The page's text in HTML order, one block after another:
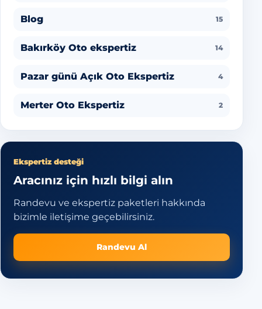
Blog 15
Bakırköy Oto ekspertiz 14
Pazar günü Açık Oto Ekspertiz 4
Merter Oto Ekspertiz 2
Ekspertiz desteği
Aracınız için hızlı bilgi alın
Randevu ve ekspertiz paketleri hakkında
bizimle iletişime geçebilirsiniz.
Randevu Al